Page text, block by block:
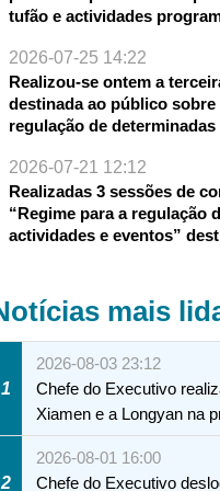
tufão e actividades
2026-07-25 14:22
Realizou-se ontem a
destinada ao público sobre
regulação de
2026-07-21 12:12
Realizadas 3 sessões de
“Regime para a regulação
actividades e eventos”
mais
1
2026-08-03 23:12
Chefe do Executivo
Xiamen e a Longyan na
2
2026-08-01 16:00
Chefe do Executivo